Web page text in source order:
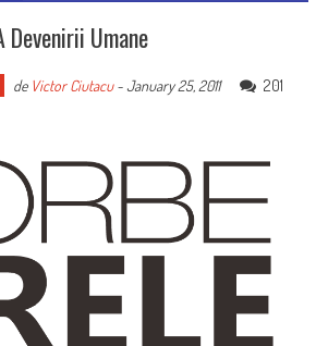
Devenirii Umane
de Victor Ciutacu-January 25, 2011
201